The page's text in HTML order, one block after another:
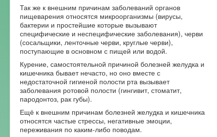
Так же к внешним причинам заболеваний органов
пищеварения относятся микроорганизмы (вирусы,
бактерии и простейшие которые вызывают
специфические и неспецифические заболевания), черви
(сосальщики, ленточные черви, круглые черви),
поступающие в основном с пищей или водой.
Курение, самостоятельной причиной болезней желудка и
кишечника бывает нечасто, но оно вместе с
недостаточной гигиеной полости рта вызывает
заболевания ротовой полости (гингивит, стоматит,
пародонтоз, рак губы).
Ещё к внешним причинам болезней желудка и кишечника
относятся частые стрессы, негативные эмоции,
переживания по каким-либо поводам.